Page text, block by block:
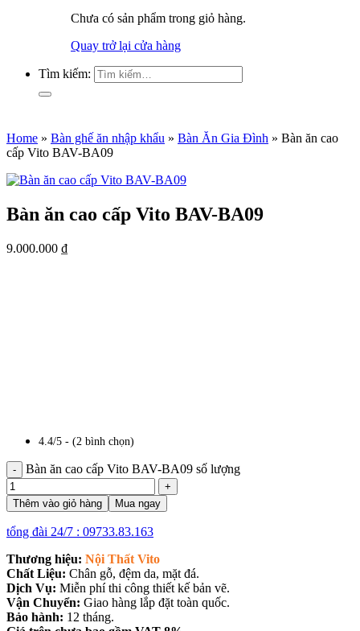
Chưa có sản phẩm trong giỏ hàng.
Quay trở lại cửa hàng
Tìm kiếm:
Home » Bàn ghế ăn nhập khẩu » Bàn Ăn Gia Đình » Bàn ăn cao
cấp Vito BAV-BA09
Bàn ăn cao cấp Vito BAV-BA09
9.000.000 ₫
4.4/5 - (2 bình chọn)
Bàn ăn cao cấp Vito BAV-BA09 số lượng
Thêm vào giỏ hàng Mua ngay
tổng đài 24/7 : 09733.83.163
Thương hiệu: Nội Thất Vito
Chất Liệu: Chân gỗ, đệm da, mặt đá.
Dịch Vụ: Miễn phí thi công thiết kế bản vẽ.
Vận Chuyển: Giao hàng lắp đặt toàn quốc.
Bảo hành: 12 tháng.